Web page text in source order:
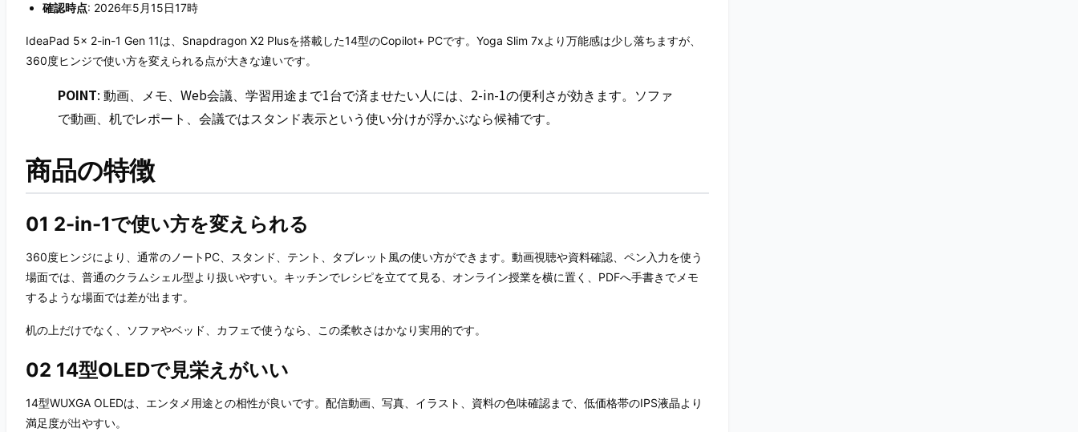
確認時点: 2026年5月15日17時
IdeaPad 5x 2-in-1 Gen 11は、Snapdragon X2 Plusを搭載した14型のCopilot+ PCです。Yoga Slim 7xより万能感は少し落ちますが、
360度ヒンジで使い方を変えられる点が大きな違いです。
POINT: 動画、メモ、Web会議、学習用途まで1台で済ませたい人には、2-in-1の便利さが効きます。ソファ
で動画、机でレポート、会議ではスタンド表示という使い分けが浮かぶなら候補です。
商品の特徴
01 2-in-1で使い方を変えられる
360度ヒンジにより、通常のノートPC、スタンド、テント、タブレット風の使い方ができます。動画視聴や資料確認、ペン入力を使う
場面では、普通のクラムシェル型より扱いやすい。キッチンでレシピを立てて見る、オンライン授業を横に置く、PDFへ手書きでメモ
するような場面では差が出ます。
机の上だけでなく、ソファやベッド、カフェで使うなら、この柔軟さはかなり実用的です。
02 14型OLEDで見栄えがいい
14型WUXGA OLEDは、エンタメ用途との相性が良いです。配信動画、写真、イラスト、資料の色味確認まで、低価格帯のIPS液晶より
満足度が出やすい。